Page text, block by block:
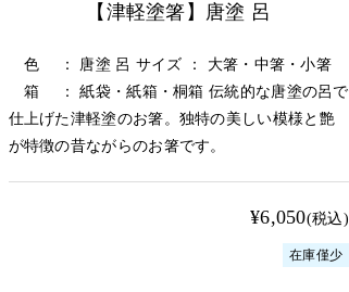
【津軽塗箸】唐塗 呂
色 ： 唐塗 呂 サイズ ： 大箸・中箸・小箸
箱 ： 紙袋・紙箱・桐箱 伝統的な唐塗の呂で
仕上げた津軽塗のお箸。独特の美しい模様と艶
が特徴の昔ながらのお箸です。
¥6,050(税込)
在庫僅少